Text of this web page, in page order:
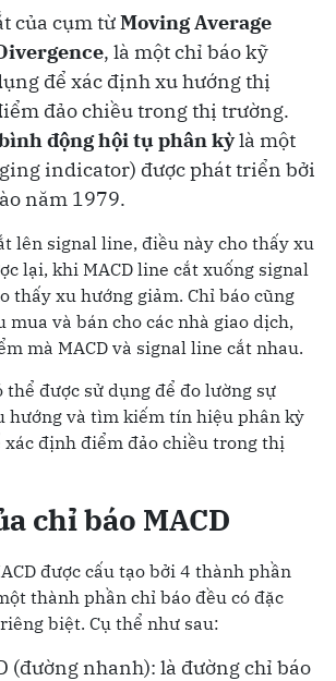
của cụm từMoving Average
, là một chỉ báo kỹ
để xác định xu hướng thị
đảo chiều trong thị trường.
động hội tụ phân kỳlà một
indicator) được phát triển bởi
năm 1979.
lên signal line, điều này cho thấy xu
lại, khi MACD line cắt xuống signal
thấy xu hướng giảm. Chỉ báo cũng
mua và bán cho các nhà giao dịch,
mà MACD và signal line cắt nhau.
thể được sử dụng để đo lường sự
hướng và tìm kiếm tín hiệu phân kỳ
xác định điểm đảo chiều trong thị
chỉ báo MACD
được cấu tạo bởi 4 thành phần
thành phần chỉ báo đều có đặc
biệt. Cụ thể như sau:
(đường nhanh): là đường chỉ báo